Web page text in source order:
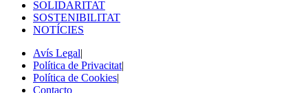
SOLIDARITAT
SOSTENIBILITAT
NOTÍCIES
Avís Legal|
Política de Privacitat|
Política de Cookies|
Contacto